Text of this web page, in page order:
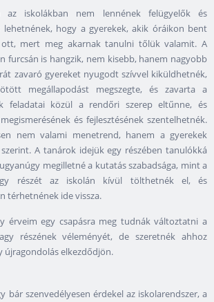
az iskolákban nem lennének felügyelők és
hogy a gyerekek, akik óráikon bent
mert meg akarnak tanulni tőlük valamit. A
furcsán is hangzik, nem kisebb, hanem nagyobb
zavaró gyereket nyugodt szívvel kiküldhetnék,
megállapodást megszegte, és zavarta a
feladatai közül a rendőri szerep eltűnne, és
és fejlesztésének szentelhetnék.
nem valami menetrend, hanem a gyerekek
A tanárok idejük egy részében tanulókká
megilletné a kutatás szabadsága, mint a
részét az iskolán kívül tölthetnék el, és
térhetnének ide vissza.
érveim egy csapásra meg tudnák változtatni a
részének véleményét, de szeretnék ahhoz
újragondolás elkezdődjön.
bár szenvedélyesen érdekel az iskolarendszer, a